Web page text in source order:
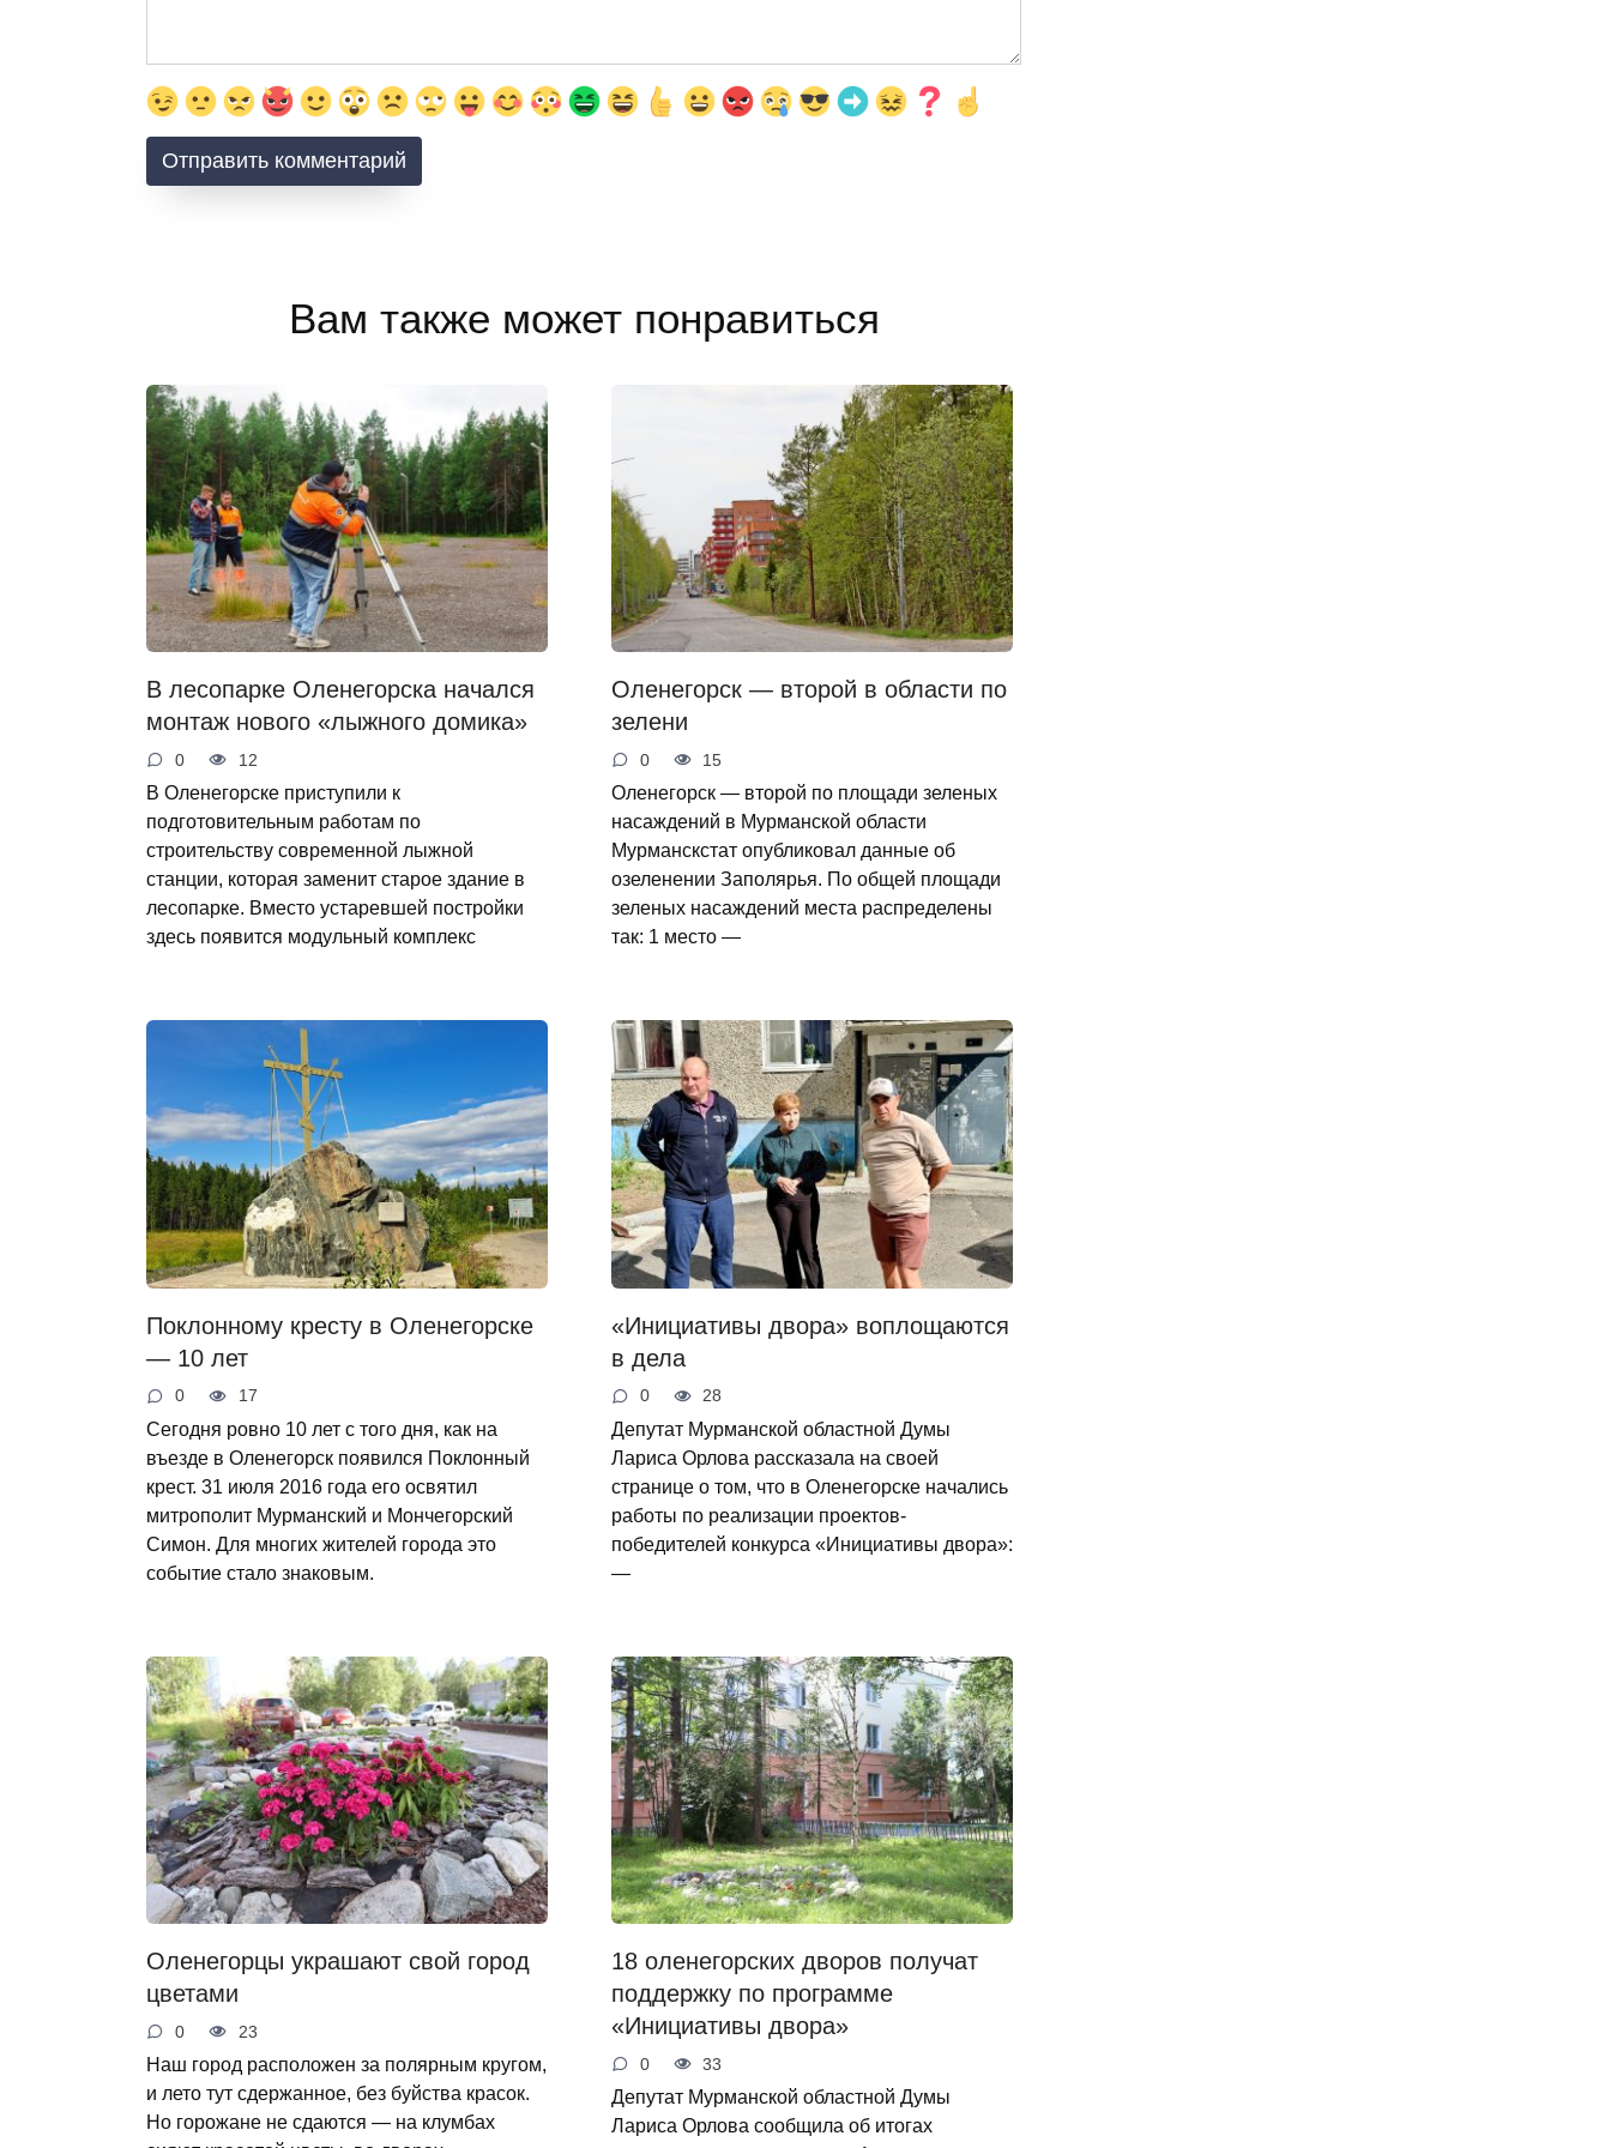
Вам также может понравиться
В лесопарке Оленегорска начался
монтаж нового «лыжного домика»
0 12
В Оленегорске приступили к
подготовительным работам по
строительству современной лыжной
станции, которая заменит старое здание в
лесопарке. Вместо устаревшей постройки
здесь появится модульный комплекс
Оленегорск — второй в области по
зелени
0 15
Оленегорск — второй по площади зеленых
насаждений в Мурманской области
Мурманскстат опубликовал данные об
озеленении Заполярья. По общей площади
зеленых насаждений места распределены
так: 1 место —
Поклонному кресту в Оленегорске
— 10 лет
0 17
Сегодня ровно 10 лет с того дня, как на
въезде в Оленегорск появился Поклонный
крест. 31 июля 2016 года его освятил
митрополит Мурманский и Мончегорский
Симон. Для многих жителей города это
событие стало знаковым.
«Инициативы двора» воплощаются
в дела
0 28
Депутат Мурманской областной Думы
Лариса Орлова рассказала на своей
странице о том, что в Оленегорске начались
работы по реализации проектов-
победителей конкурса «Инициативы двора»:
—
Оленегорцы украшают свой город
цветами
0 23
Наш город расположен за полярным кругом,
и лето тут сдержанное, без буйства красок.
Но горожане не сдаются — на клумбах
18 оленегорских дворов получат
поддержку по программе
«Инициативы двора»
0 33
Депутат Мурманской областной Думы
Лариса Орлова сообщила об итогах